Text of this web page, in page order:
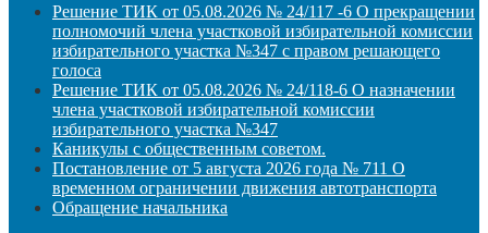
Решение ТИК от 05.08.2026 № 24/117 -6 О прекращении
полномочий члена участковой избирательной комиссии
избирательного участка №347 с правом решающего
голоса
Решение ТИК от 05.08.2026 № 24/118-6 О назначении
члена участковой избирательной комиссии
избирательного участка №347
Каникулы с общественным советом.
Постановление от 5 августа 2026 года № 711 О
временном ограничении движения автотранспорта
Обращение начальника